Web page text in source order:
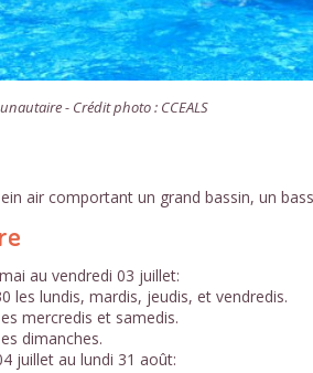
- Crédit photo : CCEALS
air comportant un grand bassin, un
au vendredi 03 juillet:
les lundis, mardis, jeudis, et vendredis.
mercredis et samedis.
dimanches.
juillet au lundi 31 août: